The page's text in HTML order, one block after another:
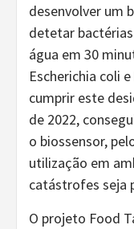
desenvolver um
detetar
água em 30
Escherichia coli
cumprir este
de 2022,
o biossensor,
utilização em
catástrofes seja
O projeto Food